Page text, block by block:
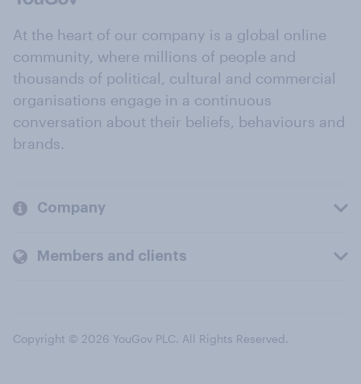
At the heart of our company is a global online
community, where millions of people and
thousands of political, cultural and commercial
organisations engage in a continuous
conversation about their beliefs, behaviours and
brands.
Company
Members and clients
Copyright © 2026 YouGov PLC. All Rights Reserved.